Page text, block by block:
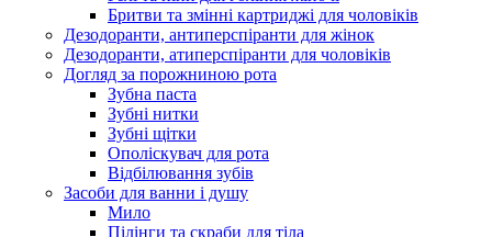
Бритви та змінні картриджі для чоловіків
Дезодоранти, антиперспіранти для жінок
Дезодоранти, атиперспіранти для чоловіків
Догляд за порожниною рота
Зубна паста
Зубні нитки
Зубні щітки
Ополіскувач для рота
Відбілювання зубів
Засоби для ванни і душу
Мило
Пілінги та скраби для тіла